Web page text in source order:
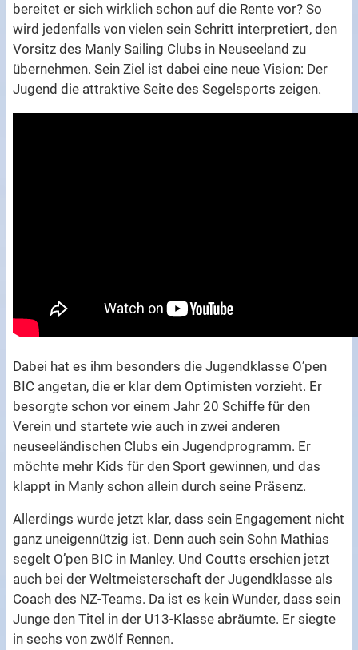
bereitet er sich wirklich schon auf die Rente vor? So
wird jedenfalls von vielen sein Schritt interpretiert, den
Vorsitz des Manly Sailing Clubs in Neuseeland zu
übernehmen. Sein Ziel ist dabei eine neue Vision: Der
Jugend die attraktive Seite des Segelsports zeigen.
Dabei hat es ihm besonders die Jugendklasse O’pen
BIC angetan, die er klar dem Optimisten vorzieht. Er
besorgte schon vor einem Jahr 20 Schiffe für den
Verein und startete wie auch in zwei anderen
neuseeländischen Clubs ein Jugendprogramm. Er
möchte mehr Kids für den Sport gewinnen, und das
klappt in Manly schon allein durch seine Präsenz.
Allerdings wurde jetzt klar, dass sein Engagement nicht
ganz uneigennützig ist. Denn auch sein Sohn Mathias
segelt O’pen BIC in Manley. Und Coutts erschien jetzt
auch bei der Weltmeisterschaft der Jugendklasse als
Coach des NZ-Teams. Da ist es kein Wunder, dass sein
Junge den Titel in der U13-Klasse abräumte. Er siegte
in sechs von zwölf Rennen.